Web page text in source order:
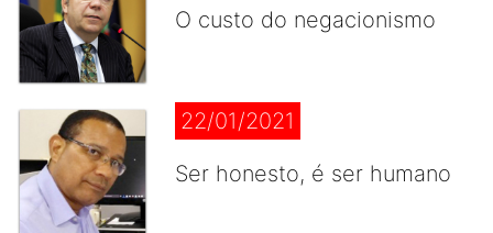
O custo do negacionismo
22/01/2021
Ser honesto, é ser humano